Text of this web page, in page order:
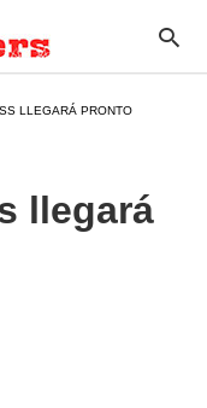
LLEGARÁ PRONTO
llegará